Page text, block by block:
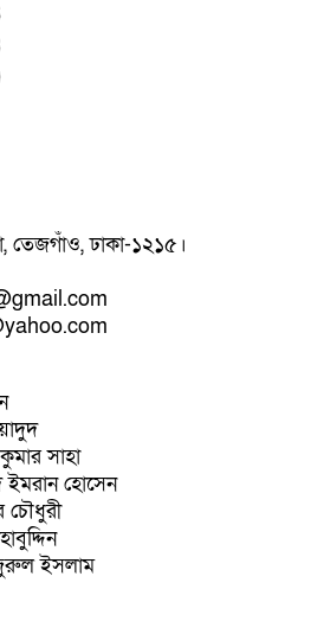
তেজগাঁও, ঢাকা-১২১৫।
সাহা
ইমরান হোসেন
চৌধুরী
ইসলাম